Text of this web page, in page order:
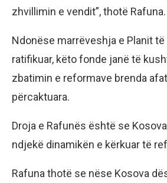
zhvillimin e vendit”, thotë Rafuna.
Ndonëse marrëveshja e Planit
ratifikuar, këto fonde janë të
zbatimin e reformave brenda
përcaktuara.
Droja e Rafunës është se
ndjekë dinamikën e kërkuar të
Rafuna thotë se nëse Kosova